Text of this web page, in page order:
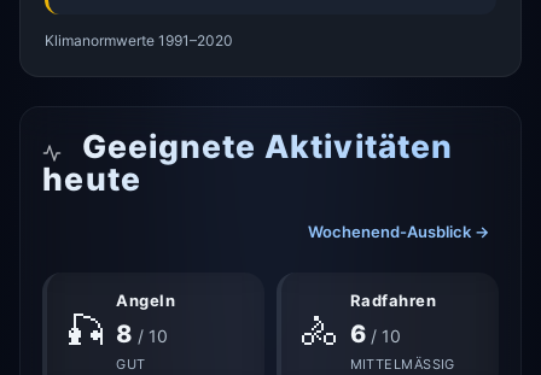
Klimanormwerte 1991–2020
Geeignete Aktivitäten
heute
Wochenend-Ausblick →
🎣
Angeln
8 / 10
GUT
🚴
Radfahren
6/ 10
MITTELMÄSSIG